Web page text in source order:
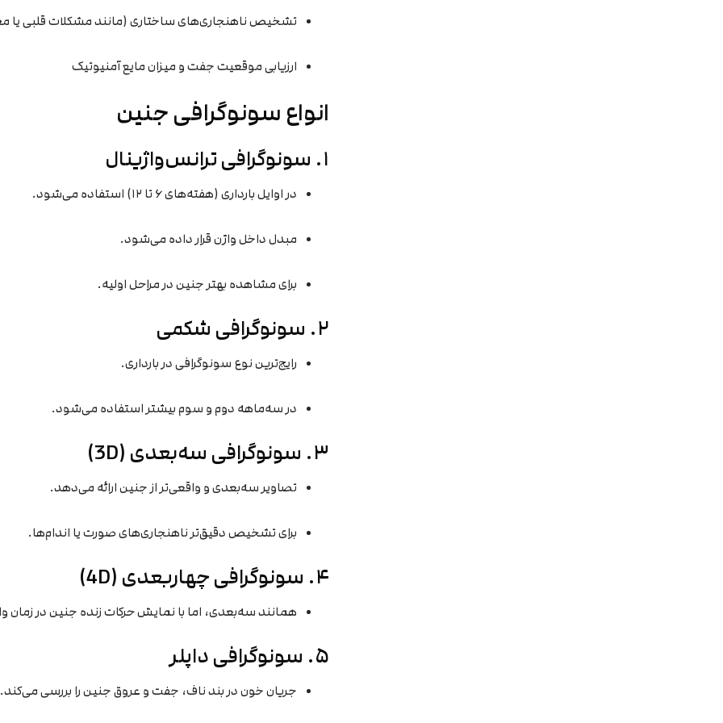
تشخیص ناهنجاری‌های ساختاری (مانند مشکلات قلبی یا
ارزیابی موقعیت جفت و میزان مایع آمنیوتیک
انواع سونوگرافی جنین
۱. سونوگرافی ترانس‌واژینال
در اوایل بارداری (هفته‌های ۶ تا ۱۲) استفاده می‌شود.
مبدل داخل واژن قرار داده می‌شود.
برای مشاهده بهتر جنین در مراحل اولیه.
۲. سونوگرافی شکمی
رایج‌ترین نوع سونوگرافی در بارداری.
در سه‌ماهه دوم و سوم بیشتر استفاده می‌شود.
۳. سونوگرافی سه‌بعدی (3D)
تصاویر سه‌بعدی و واقعی‌تر از جنین ارائه می‌دهد.
برای تشخیص دقیق‌تر ناهنجاری‌های صورت یا اندام‌ها.
۴. سونوگرافی چهاربعدی (4D)
همانند سه‌بعدی، اما با نمایش حرکات زنده جنین در زمان
۵. سونوگرافی داپلر
جریان خون در بند ناف، جفت و عروق جنین را بررسی